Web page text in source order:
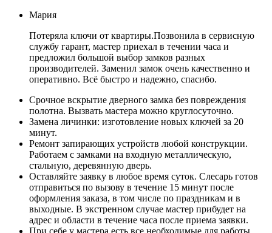
Мария
Потеряла ключи от квартиры.Позвонила в сервисную
службу гарант, мастер приехал в течении часа и
предложил большой выбор замков разных
производителей. Заменил замок очень качественно и
оперативно. Всё быстро и надежно, спасибо.
Срочное вскрытие дверного замка без повреждения
полотна. Вызвать мастера можно круглосуточно.
Замена личинки: изготовление новых ключей за 20
минут.
Ремонт запирающих устройств любой конструкции.
Работаем с замками на входную металлическую,
стальную, деревянную дверь.
Оставляйте заявку в любое время суток. Слесарь готов
отправиться по вызову в течение 15 минут после
оформления заказа, в том числе по праздникам и в
выходные. В экстренном случае мастер прибудет на
адрес и области в течение часа после приема заявки.
При себе у мастера есть все необходимые для работы